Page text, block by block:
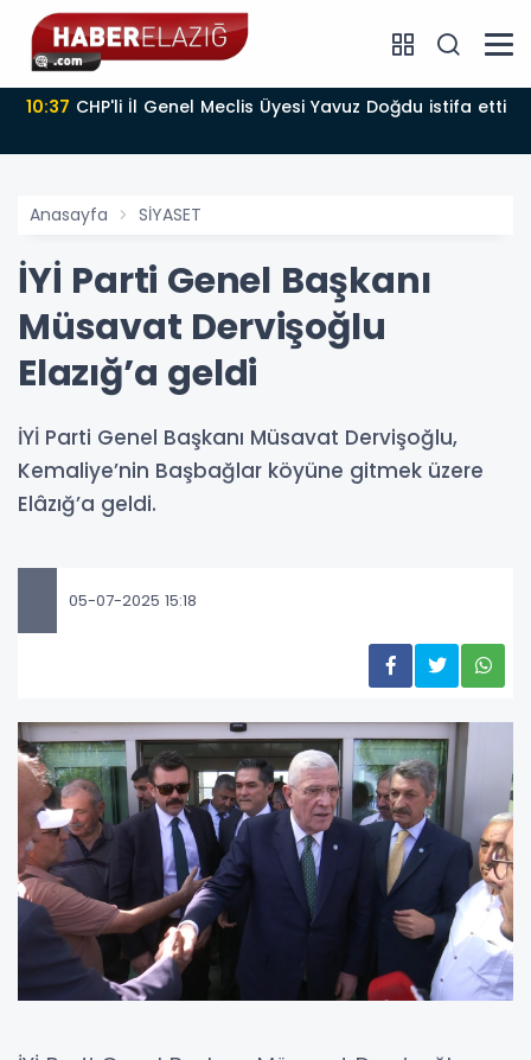
10:37 CHP'li İl Genel Meclis Üyesi Yavuz Doğdu istifa etti
Anasayfa SİYASET
İYİ Parti Genel Başkanı
Müsavat Dervişoğlu
Elazığ’a geldi
İYİ Parti Genel Başkanı Müsavat Dervişoğlu,
Kemaliye’nin Başbağlar köyüne gitmek üzere
Elâzığ’a geldi.
05-07-2025 15:18